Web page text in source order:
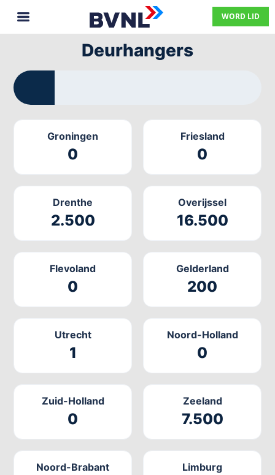
WORD LID
Deurhangers
Groningen
0
Friesland
0
Drenthe
2.500
Overijssel
16.500
Flevoland
0
Gelderland
200
Utrecht
1
Noord-Holland
0
Zuid-Holland
0
Zeeland
7.500
Noord-Brabant Limburg